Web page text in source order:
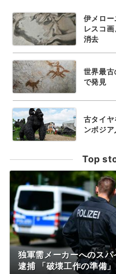
伊メロ
レスコ
消去
世界最
で発見
古タイ
ンボジ
Top
独軍需メーカーへのス
逮捕 「破壊工作の準備」